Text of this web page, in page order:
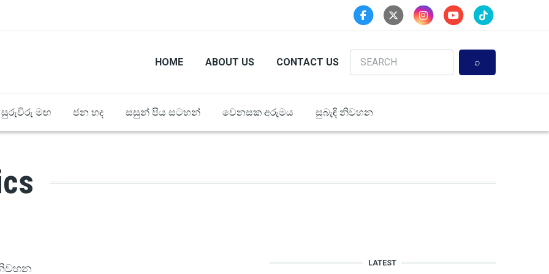
HOME ABOUT US CONTACT US
Search
සුරුවිරු මඟ ජන හද සසුන් පිය සටහන් වෙනසක අරුමය සුබැඳි නිවහන
LATEST